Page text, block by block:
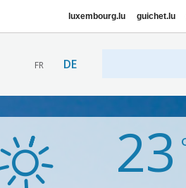
luxembourg.lu guichet.lu
FR DE
23